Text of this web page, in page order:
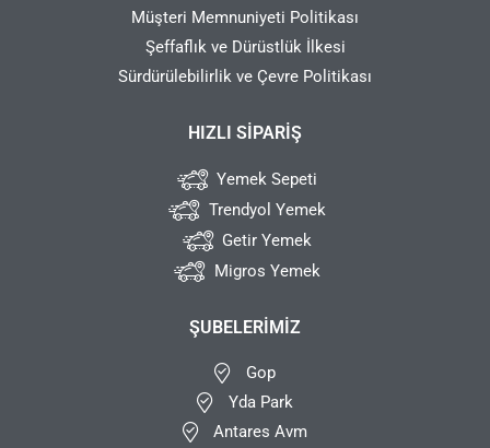
Müşteri Memnuniyeti Politikası
Şeffaflık ve Dürüstlük İlkesi
Sürdürülebilirlik ve Çevre Politikası
HIZLI SIPARIŞ
Yemek Sepeti
Trendyol Yemek
Getir Yemek
Migros Yemek
ŞUBELERIMIZ
Gop
Yda Park
Antares Avm